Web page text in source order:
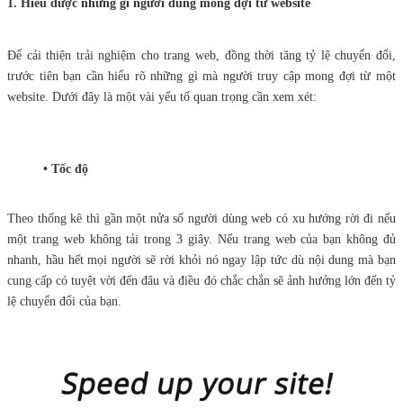
1. Hiểu được những gì người dùng mong đợi từ website
Để cải thiện trải nghiệm cho trang web, đồng thời tăng tỷ lệ chuyển đổi,
trước tiên bạn cần hiểu rõ những gì mà người truy cập mong đợi từ một
website. Dưới đây là một vài yếu tố quan trọng cần xem xét:
• Tốc độ
Theo thống kê thì gần một nửa số người dùng web có xu hướng rời đi nếu
một trang web không tải trong 3 giây. Nếu trang web của bạn không đủ
nhanh, hầu hết mọi người sẽ rời khỏi nó ngay lập tức dù nội dung mà bạn
cung cấp có tuyệt vời đến đâu và điều đó chắc chắn sẽ ảnh hưởng lớn đến tỷ
lệ chuyển đổi của bạn.